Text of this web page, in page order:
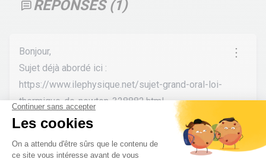
RÉPONSES (1)
Bonjour,
Sujet déjà abordé ici :
https://www.ilephysique.net/sujet-grand-oral-loi-
thermique-de-newton-328882.html
:)
gbm• l’année dernière